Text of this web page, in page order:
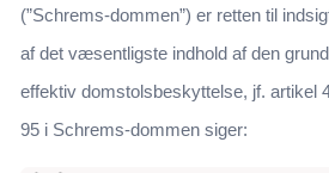
(”Schrems-dommen”) er retten til
af det væsentligste indhold af den
effektiv domstolsbeskyttelse, jf. artikel
95 i Schrems-dommen siger: